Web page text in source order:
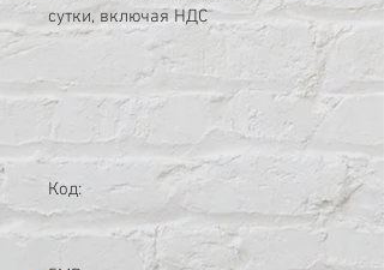
сутки, включая НДС
Код: